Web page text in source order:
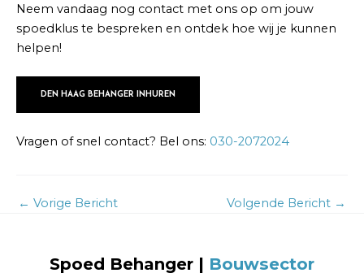
Neem vandaag nog contact met ons op om jouw
spoedklus te bespreken en ontdek hoe wij je kunnen
helpen!
DEN HAAG BEHANGER INHUREN
Vragen of snel contact? Bel ons: 030-2072024
← Vorige Bericht Volgende Bericht →
Spoed Behanger | Bouwsector